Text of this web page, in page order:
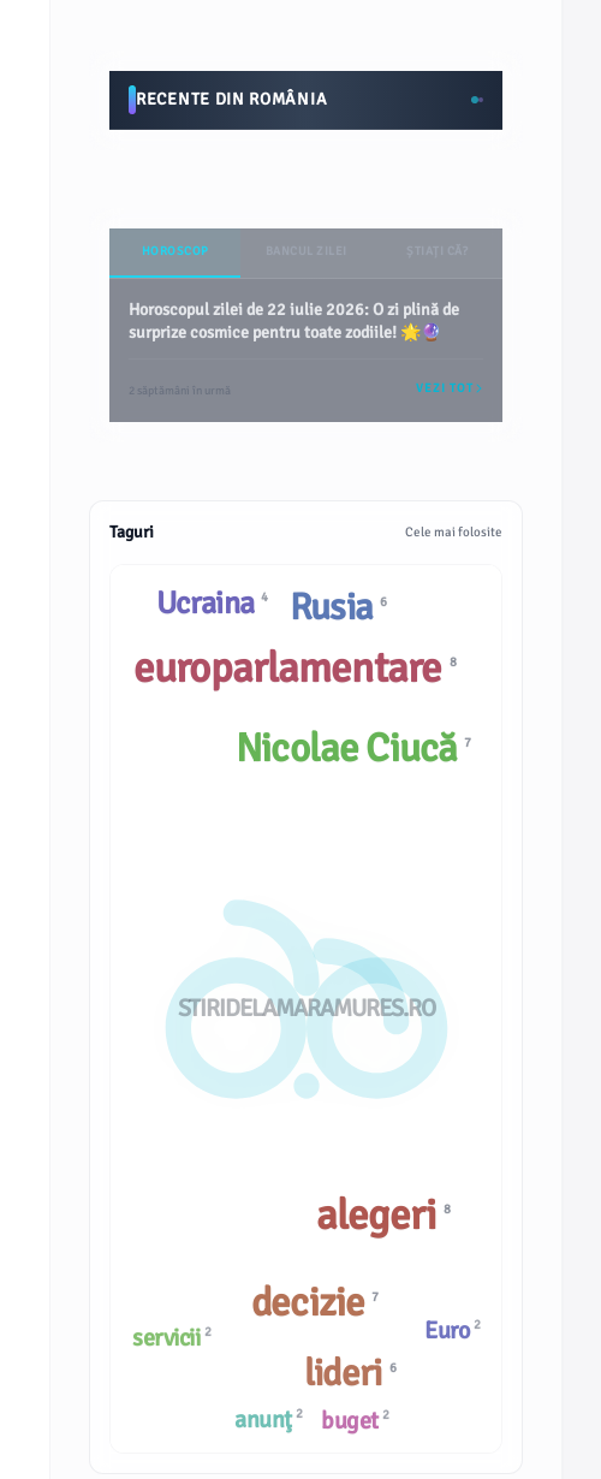
RECENTE DIN ROMÂNIA
HOROSCOP
Horoscopul zilei de 22 iulie 2026: O zi plină de
surprize cosmice pentru toate zodiile! 🌟🔮
2 săptămâni în urmă VEZI TOT
Taguri Cele mai folosite
STIRIDELAMARAMURES.RO
lideri 6
Nicolae Ciucă7
servicii 2
Rusia6
europarlamentare8
Ucraina 4
alegeri 8
Euro 2
decizie7
anunţ 2 buget 2